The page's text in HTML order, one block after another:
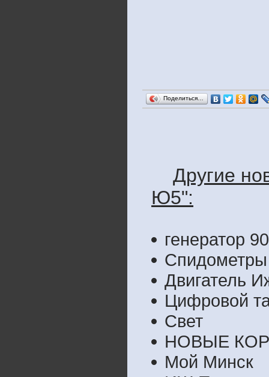
Поделиться…
Другие
Ю5":
генератор
Спидометры
Двигатель
Цифровой
Свет
НОВЫЕ
Мой Минск